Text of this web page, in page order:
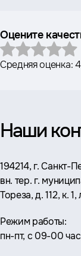
Оцените
Средняя оценка:
Наши
Адрес:
194214, г. Санкт-
вн. тер. г.
Тореза, д. 112, к.
Режим работы:
пн-пт, с 09-00